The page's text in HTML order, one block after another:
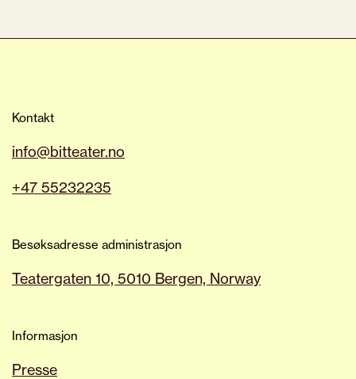
Kontakt
info@bitteater.no
+47 55232235
Besøksadresse administrasjon
Teatergaten 10, 5010 Bergen, Norway
Informasjon
Presse